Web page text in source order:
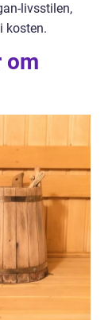
livsstilen,
kosten.
om